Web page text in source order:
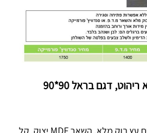
דגם בראל 90*90